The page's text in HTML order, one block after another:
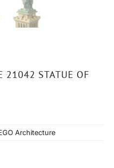
21042 STATUE OF
Architecture